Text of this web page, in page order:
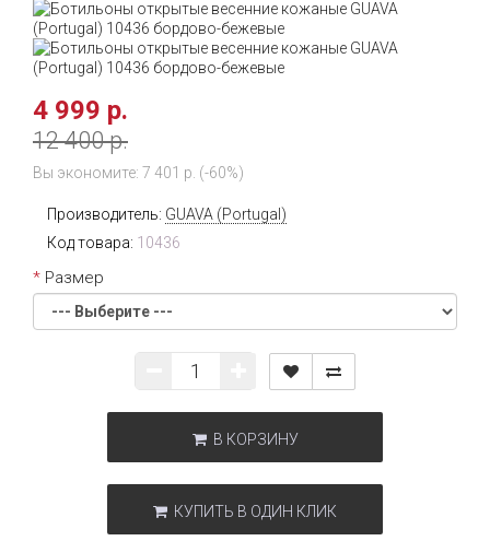
4 999 р.
12 400 р.
Вы экономите: 7 401 р. (-60%)
Производитель: GUAVA (Portugal)
Код товара: 10436
Размер
В КОРЗИНУ
КУПИТЬ В ОДИН КЛИК